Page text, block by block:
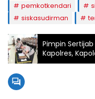
pemkotkendari
siskasudirman
Pimpin
Kapolres,
Penguatan